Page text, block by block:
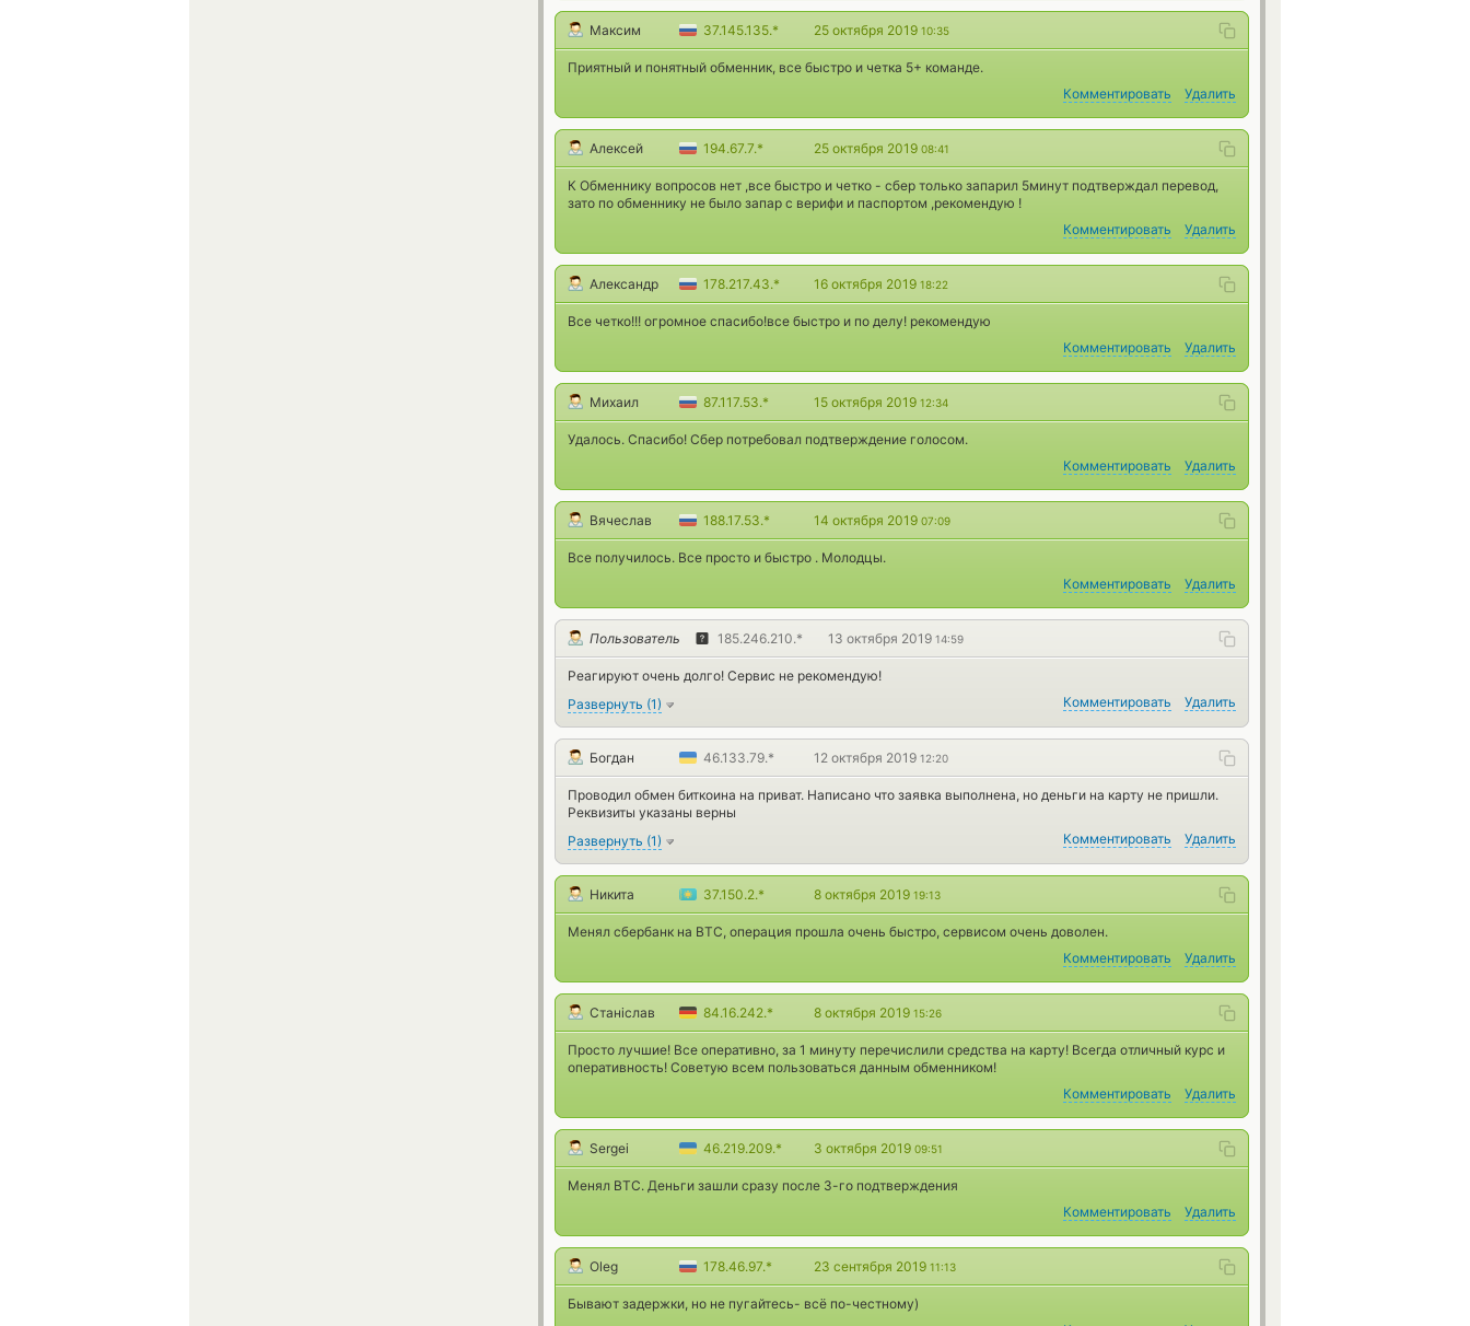
Максим 37.145.135.* 25 октября 2019 10:35
Приятный и понятный обменник, все быстро и четка 5+ команде.
Комментировать
Удалить
Алексей 194.67.7.* 25 октября 2019 08:41
К Обменнику вопросов нет ,все быстро и четко - сбер только запарил 5минут подтверждал перевод,
зато по обменнику не было запар с верифи и паспортом ,рекомендую !
Комментировать
Удалить
Александр 178.217.43.* 16 октября 2019 18:22
Все четко!!! огромное спасибо!все быстро и по делу! рекомендую
Комментировать
Удалить
Михаил 87.117.53.* 15 октября 2019 12:34
Удалось. Спасибо! Сбер потребовал подтверждение голосом.
Комментировать
Удалить
Вячеслав 188.17.53.* 14 октября 2019 07:09
Все получилось. Все просто и быстро . Молодцы.
Комментировать
Удалить
Пользователь 185.246.210.* 13 октября 2019 14:59
Реагируют очень долго! Сервис не рекомендую!
Развернуть (1) Комментировать Удалить
Богдан 46.133.79.* 12 октября 2019 12:20
Проводил обмен биткоина на приват. Написано что заявка выполнена, но деньги на карту не пришли.
Реквизиты указаны верны
Развернуть (1) Комментировать Удалить
Никита 37.150.2.* 8 октября 2019 19:13
Менял сбербанк на BTC, операция прошла очень быстро, сервисом очень доволен.
Комментировать
Удалить
Станіслав 84.16.242.* 8 октября 2019 15:26
Просто лучшие! Все оперативно, за 1 минуту перечислили средства на карту! Всегда отличный курс и
оперативность! Советую всем пользоваться данным обменником!
Комментировать
Удалить
Sergei 46.219.209.* 3 октября 2019 09:51
Менял ВТС. Деньги зашли сразу после 3-го подтверждения
Комментировать
Удалить
Oleg 178.46.97.* 23 сентября 2019 11:13
Бывают задержки, но не пугайтесь- всё по-честному)